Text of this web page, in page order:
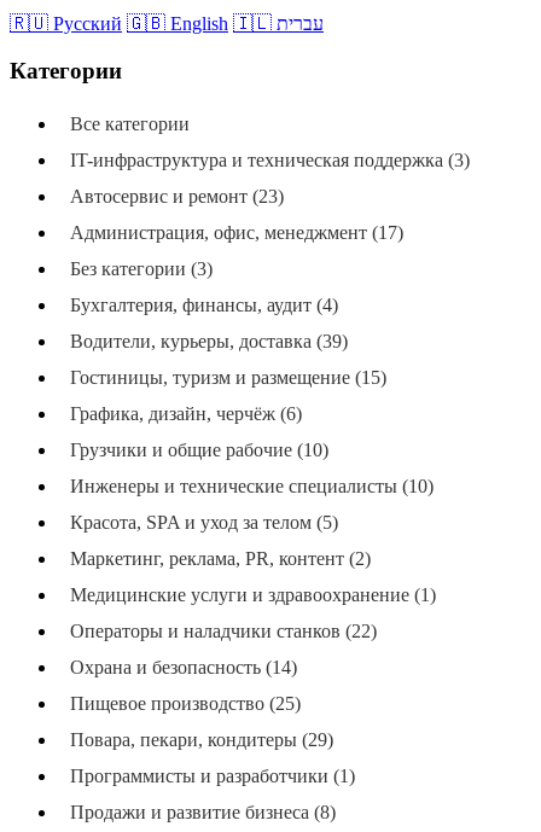
🇷🇺 Русский 🇬🇧 English 🇮🇱 עברית
Категории
Все категории
IT-инфраструктура и техническая поддержка (3)
Автосервис и ремонт (23)
Администрация, офис, менеджмент (17)
Без категории (3)
Бухгалтерия, финансы, аудит (4)
Водители, курьеры, доставка (39)
Гостиницы, туризм и размещение (15)
Графика, дизайн, черчёж (6)
Грузчики и общие рабочие (10)
Инженеры и технические специалисты (10)
Красота, SPA и уход за телом (5)
Маркетинг, реклама, PR, контент (2)
Медицинские услуги и здравоохранение (1)
Операторы и наладчики станков (22)
Охрана и безопасность (14)
Пищевое производство (25)
Повара, пекари, кондитеры (29)
Программисты и разработчики (1)
Продажи и развитие бизнеса (8)